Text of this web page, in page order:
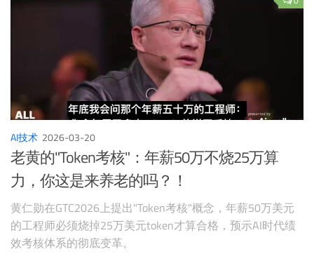
AI技术 2026-03-20
老黄的"Token考核"：年薪50万不烧25万算
力，你这是来养老的吗？！
黄仁勋在GTC2026上提出"Token考核"概念，年薪50万美元
的工程师必须烧掉25万美元token才算合格，预示AI时代绩
效考核体系的彻底变革。